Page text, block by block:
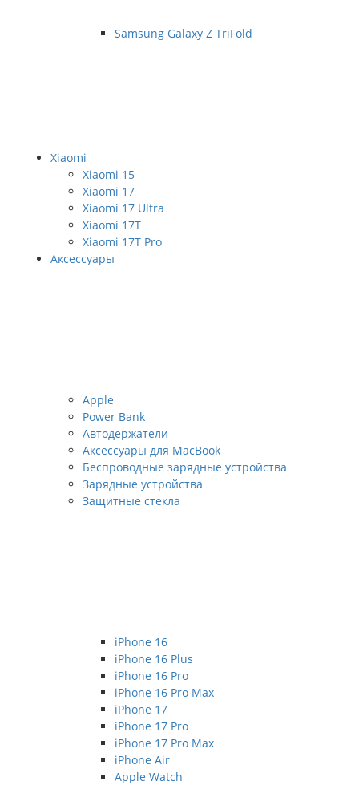
Samsung Galaxy Z TriFold
Xiaomi
Xiaomi 15
Xiaomi 17
Xiaomi 17 Ultra
Xiaomi 17T
Xiaomi 17T Pro
Аксессуары
Apple
Power Bank
Автодержатели
Аксессуары для MacBook
Беспроводные зарядные устройства
Зарядные устройства
Защитные стекла
iPhone 16
iPhone 16 Plus
iPhone 16 Pro
iPhone 16 Pro Max
iPhone 17
iPhone 17 Pro
iPhone 17 Pro Max
iPhone Air
Apple Watch